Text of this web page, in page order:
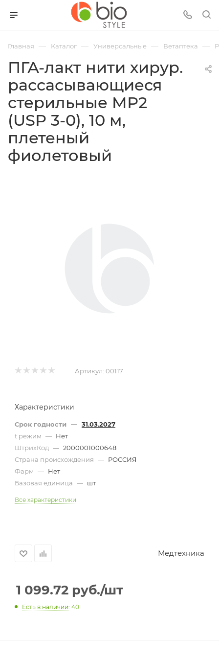
Главная — Каталог — Универсальные — Ветаптека —
ПГА-лакт нити хирур.
рассасывающиеся
стерильные MР2
(USP 3-0), 10 м,
плетеный
фиолетовый
Артикул: 00117
Характеристики
Срок годности — 31.03.2027
t режим — Нет
ШтрихКод — 2000001000648
Страна происхождения — РОССИЯ
Фарм — Нет
Базовая единица — шт
Все характеристики
Медтехника
1 099.72 руб./шт
Есть в наличии: 40